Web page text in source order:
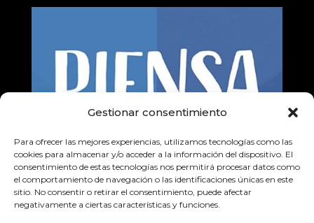
Gestionar consentimiento
Para ofrecer las mejores experiencias, utilizamos tecnologías como las
cookies para almacenar y/o acceder a la información del dispositivo. El
consentimiento de estas tecnologías nos permitirá procesar datos como
el comportamiento de navegación o las identificaciones únicas en este
sitio. No consentir o retirar el consentimiento, puede afectar
negativamente a ciertas características y funciones.